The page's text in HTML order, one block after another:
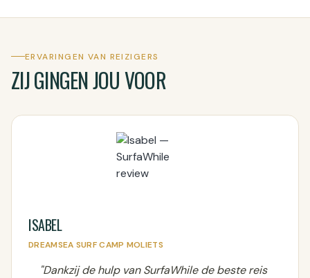
ERVARINGEN VAN REIZIGERS
ZIJ GINGEN JOU VOOR
ISABEL
DREAMSEA SURF CAMP MOLIETS
"Dankzij de hulp van SurfaWhile de beste reis